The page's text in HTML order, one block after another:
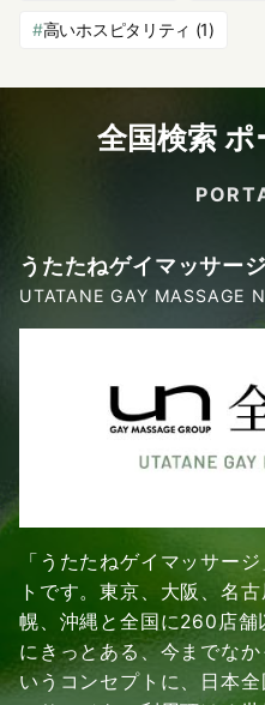
高いホスピタリティ (1)
全国検索 ポ
うたたねゲイマッサー
UTATANE GAY MASSAGE
「うたたねゲイマッサー
トです。東京、大阪、名
幌、沖縄と全国に260店
にきっとある、今までな
いうコンセプトに、日本